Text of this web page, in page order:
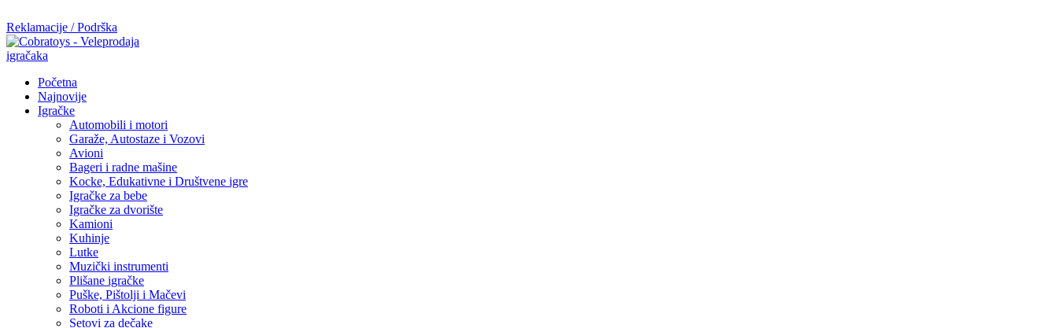
Reklamacije / Podrška
Početna
Najnovije
Igračke
Automobili i motori
Garaže, Autostaze i Vozovi
Avioni
Bageri i radne mašine
Kocke, Edukativne i Društvene igre
Igračke za bebe
Igračke za dvorište
Kamioni
Kuhinje
Lutke
Muzički instrumenti
Plišane igračke
Puške, Pištolji i Mačevi
Roboti i Akcione figure
Setovi za dečake